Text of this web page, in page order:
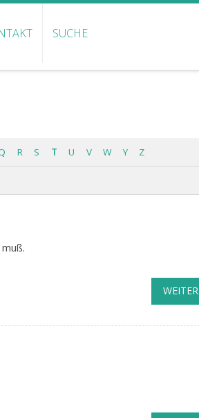
SUCHE
R S T U V W Y Z
WEITER